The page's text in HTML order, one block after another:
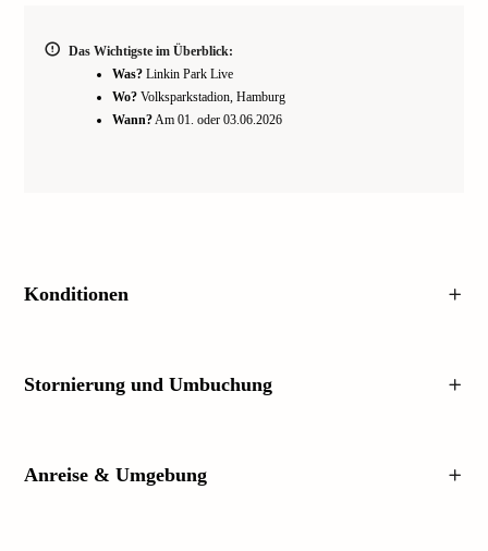
Das Wichtigste im Überblick:
Was? Linkin Park Live
Wo? Volksparkstadion, Hamburg
Wann?Am 01. oder 03.06.2026
Konditionen
Stornierung und Umbuchung
Anreise & Umgebung